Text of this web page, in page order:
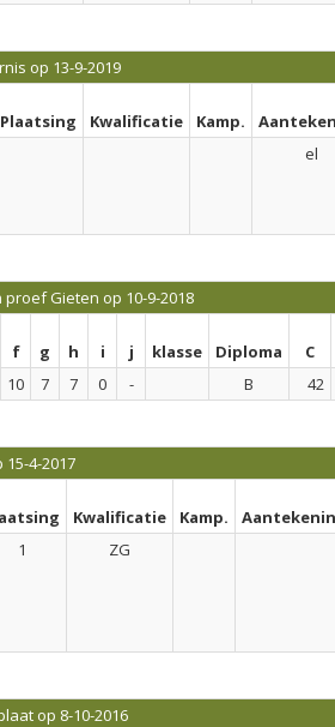
op 13-9-2019
Plaatsing Kwalificatie Kamp.
el
Gieten op 10-9-2018
f g h i j klasse Diploma
C
10 7 7 0 - B 42
4-2017
Kwalificatie Kamp.
1 ZG
op 8-10-2016